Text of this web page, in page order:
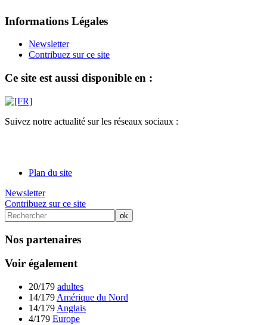
Informations Légales
Newsletter
Contribuez sur ce site
Ce site est aussi disponible en :
Suivez notre actualité sur les réseaux sociaux :
Plan du site
Newsletter
Contribuez sur ce site
Nos partenaires
Voir également
20/179 adultes
14/179 Amérique du Nord
14/179 Anglais
4/179 Europe